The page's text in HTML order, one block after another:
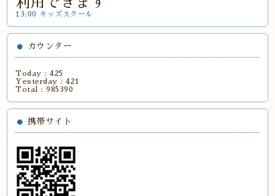
13:00 キッズスクール
カウンター
Today :425
Yesterday :421
Total :985390
携帯サイト